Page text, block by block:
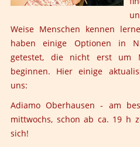
Weise Menschen kennen
haben einige Optionen in
getestet, die nicht erst um
beginnen. Hier einige
uns:
Adiamo Oberhausen - am
mittwochs, schon ab ca. 19 h
sich!